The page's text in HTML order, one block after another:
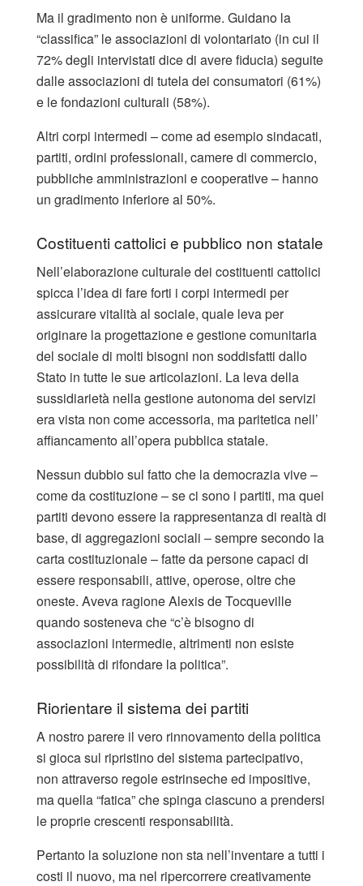
Ma il gradimento non è uniforme. Guidano la
“classifica” le associazioni di volontariato (in cui il
72% degli intervistati dice di avere fiducia) seguite
dalle associazioni di tutela dei consumatori (61%)
e le fondazioni culturali (58%).
Altri corpi intermedi – come ad esempio sindacati,
partiti, ordini professionali, camere di commercio,
pubbliche amministrazioni e cooperative – hanno
un gradimento inferiore al 50%.
Costituenti cattolici e pubblico non statale
Nell’elaborazione culturale dei costituenti cattolici
spicca l’idea di fare forti i corpi intermedi per
assicurare vitalità al sociale, quale leva per
originare la progettazione e gestione comunitaria
del sociale di molti bisogni non soddisfatti dallo
Stato in tutte le sue articolazioni. La leva della
sussidiarietà nella gestione autonoma dei servizi
era vista non come accessoria, ma paritetica nell’
affiancamento all’opera pubblica statale.
Nessun dubbio sul fatto che la democrazia vive –
come da costituzione – se ci sono i partiti, ma quei
partiti devono essere la rappresentanza di realtà di
base, di aggregazioni sociali – sempre secondo la
carta costituzionale – fatte da persone capaci di
essere responsabili, attive, operose, oltre che
oneste. Aveva ragione Alexis de Tocqueville
quando sosteneva che “c’è bisogno di
associazioni intermedie, altrimenti non esiste
possibilità di rifondare la politica”. ​
Riorientare il sistema dei partiti
A nostro parere il vero rinnovamento della politica
si gioca sul ripristino del sistema partecipativo,
non attraverso regole estrinseche ed impositive,
ma quella “fatica” che spinga ciascuno a prendersi
le proprie crescenti responsabilità.
Pertanto la soluzione non sta nell’inventare a tutti i
costi il nuovo, ma nel ripercorrere creativamente